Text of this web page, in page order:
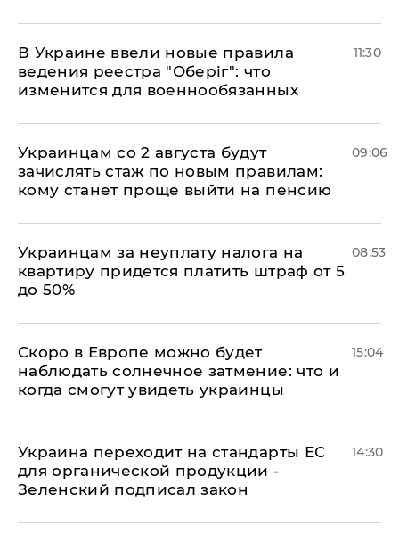
В Украине ввели новые правила
ведения реестра "Оберіг": что
изменится для военнообязанных
11:30
Украинцам со 2 августа будут
зачислять стаж по новым правилам:
кому станет проще выйти на пенсию
09:06
Украинцам за неуплату налога на
квартиру придется платить штраф от 5
до 50%
08:53
Скоро в Европе можно будет
наблюдать солнечное затмение: что и
когда смогут увидеть украинцы
15:04
Украина переходит на стандарты ЕС
для органической продукции -
Зеленский подписал закон
14:30